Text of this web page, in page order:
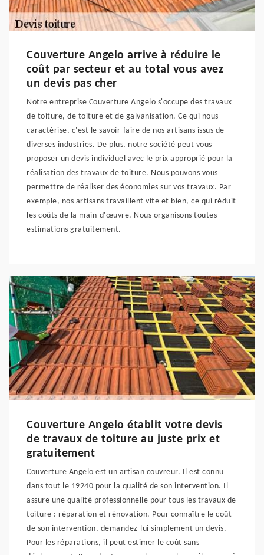
Couverture Angelo arrive à réduire le
coût par secteur et au total vous avez
un devis pas cher
Notre entreprise Couverture Angelo s'occupe des travaux
de toiture, de toiture et de galvanisation. Ce qui nous
caractérise, c'est le savoir-faire de nos artisans issus de
diverses industries. De plus, notre société peut vous
proposer un devis individuel avec le prix approprié pour la
réalisation des travaux de toiture. Nous pouvons vous
permettre de réaliser des économies sur vos travaux. Par
exemple, nos artisans travaillent vite et bien, ce qui réduit
les coûts de la main-d'œuvre. Nous organisons toutes
estimations gratuitement.
Couverture Angelo établit votre devis
de travaux de toiture au juste prix et
gratuitement
Couverture Angelo est un artisan couvreur. Il est connu
dans tout le 19240 pour la qualité de son intervention. Il
assure une qualité professionnelle pour tous les travaux de
toiture : réparation et rénovation. Pour connaître le coût
de son intervention, demandez-lui simplement un devis.
Pour les réparations, il peut estimer le coût sans